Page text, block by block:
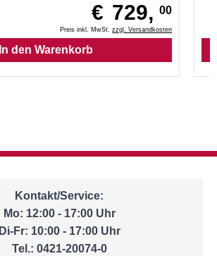
€ 729, 00
Preis inkl. MwSt.zzgl. Versandkosten
Kontakt/Service:
Mo: 12:00 - 17:00 Uhr
Di-Fr: 10:00 - 17:00 Uhr
Tel.: 0421-20074-0